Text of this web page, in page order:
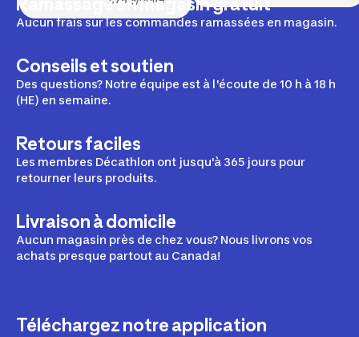
Ramassage en magasin gratuit
Aucun frais sur les commandes ramassées en magasin.
Conseils et soutien
Des questions? Notre équipe est à l'écoute de 10 h à 18 h
(HE) en semaine.
Retours faciles
Les membres Décathlon ont jusqu'à 365 jours pour
retourner leurs produits.
Livraison à domicile
Aucun magasin près de chez vous? Nous livrons vos
achats presque partout au Canada!
Téléchargez notre application